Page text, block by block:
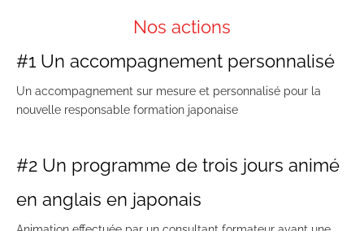
Nos actions
#1 Un accompagnement personnalisé
Un accompagnement sur mesure et personnalisé pour la
nouvelle responsable formation japonaise
#2 Un programme de trois jours animé
en anglais en japonais